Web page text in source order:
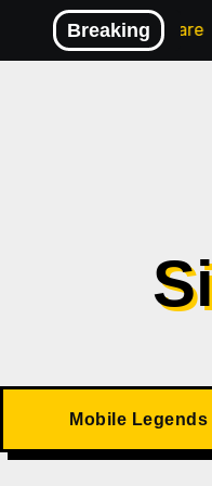
Breaking
Berisikan Malware
Mobile Legends